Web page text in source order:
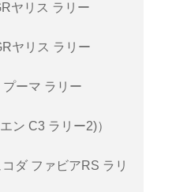
ヤリス ラリー
ヤリス ラリー
ーマ ラリー
ン C3 ラリー2)）
ダ ファビアRS ラリ